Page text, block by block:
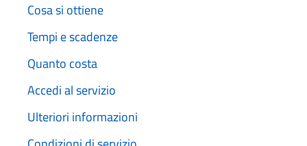
Cosa si ottiene
Tempi e scadenze
Quanto costa
Accedi al servizio
Ulteriori informazioni